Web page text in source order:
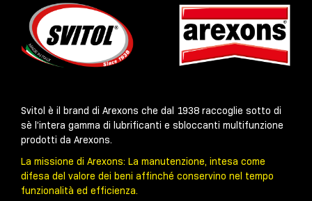
Svitol è il brand di Arexons che dal 1938 raccoglie sotto di
sè l’intera gamma di lubrificanti e sbloccanti multifunzione
prodotti da Arexons.
La missione di Arexons: La manutenzione, intesa come
difesa del valore dei beni affinché conservino nel tempo
funzionalità ed efficienza.